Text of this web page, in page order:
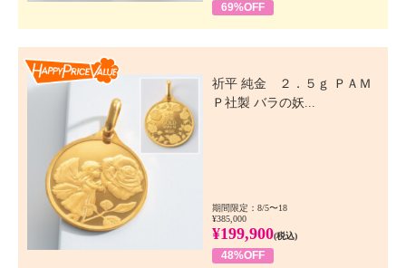
69%OFF
祈平 純金 ２．５ｇ ＰＡＭ
Ｐ社製 バラの妖...
期間限定：8/5〜18
¥385,000
¥199,900(税込)
48%OFF